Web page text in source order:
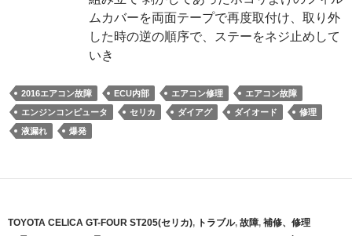
ムカバーを両面テープで再度取付け、取り外
した時の逆の順序で、ステーをネジ止めして
いき
2016エアコン故障 ECU内部 エアコン修理
エアコン故障
エンジンコンピュータ
セリカ ダイアグ ダイオード
修理
液漏れ
爆発
TOYOTA CELICA GT-FOUR ST205(セリカ), トラブル, 故障, 補修、修理